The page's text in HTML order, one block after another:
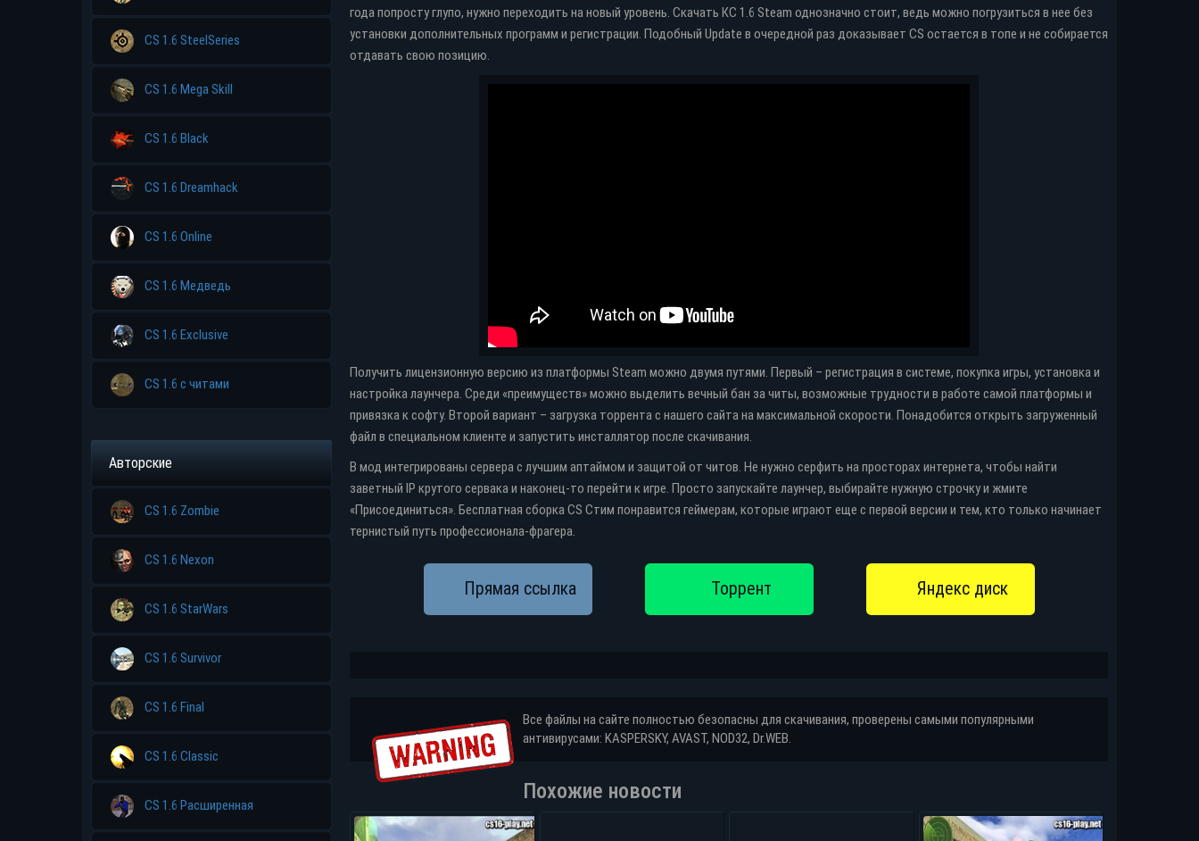
CS 1.6 SteelSeries
CS 1.6 Mega Skill
CS 1.6 Black
CS 1.6 Dreamhack
CS 1.6 Online
CS 1.6 Медведь
CS 1.6 Exclusive
CS 1.6 с читами
Авторские
CS 1.6 Zombie
CS 1.6 Nexon
CS 1.6 StarWars
CS 1.6 Survivor
CS 1.6 Final
CS 1.6 Classic
CS 1.6 Расширенная
года попросту глупо, нужно переходить на новый уровень. Скачать КС 1.6 Steam однозначно стоит, ведь можно погрузиться в нее без
установки дополнительных программ и регистрации. Подобный Update в очередной раз доказывает CS остается в топе и не собирается
отдавать свою позицию.
Получить лицензионную версию из платформы Steam можно двумя путями. Первый – регистрация в системе, покупка игры, установка и
настройка лаунчера. Среди «преимуществ» можно выделить вечный бан за читы, возможные трудности в работе самой платформы и
привязка к софту. Второй вариант – загрузка торрента с нашего сайта на максимальной скорости. Понадобится открыть загруженный
файл в специальном клиенте и запустить инсталлятор после скачивания.
В мод интегрированы сервера с лучшим аптаймом и защитой от читов. Не нужно серфить на просторах интернета, чтобы найти
заветный IP крутого сервака и наконец-то перейти к игре. Просто запускайте лаунчер, выбирайте нужную строчку и жмите
«Присоединиться». Бесплатная сборка CS Стим понравится геймерам, которые играют еще с первой версии и тем, кто только начинает
тернистый путь профессионала-фрагера.
Все файлы на сайте полностью безопасны для скачивания, проверены самыми популярными
антивирусами: KASPERSKY, AVAST, NOD32, Dr.WEB.
Похожие новости